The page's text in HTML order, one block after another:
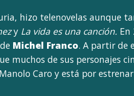
hizo telenovelas aunque
y La vida es una canción.
Michel Franco. A partir de
muchos de sus personajes
Caro y está por estrenar